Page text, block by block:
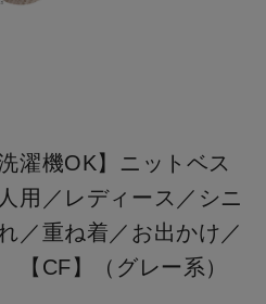
濯機OK】ニットベス
用／レディース／シニ
／重ね着／お出かけ／
CF】（グレー系）